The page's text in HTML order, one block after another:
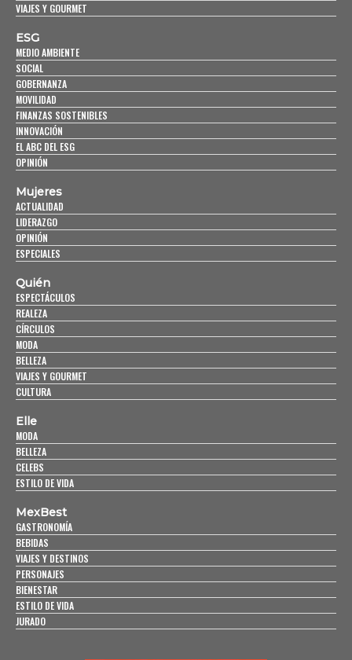
VIAJES Y GOURMET
ESG
MEDIO AMBIENTE
SOCIAL
GOBERNANZA
MOVILIDAD
FINANZAS SOSTENIBLES
INNOVACIÓN
EL ABC DEL ESG
OPINIÓN
Mujeres
ACTUALIDAD
LIDERAZGO
OPINIÓN
ESPECIALES
Quién
ESPECTÁCULOS
REALEZA
CÍRCULOS
MODA
BELLEZA
VIAJES Y GOURMET
CULTURA
Elle
MODA
BELLEZA
CELEBS
ESTILO DE VIDA
MexBest
GASTRONOMÍA
BEBIDAS
VIAJES Y DESTINOS
PERSONAJES
BIENESTAR
ESTILO DE VIDA
JURADO